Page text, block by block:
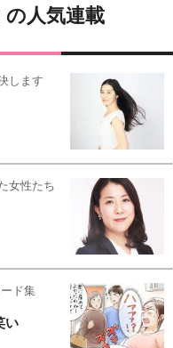
の人気連載
します
女性たち
ド集
い